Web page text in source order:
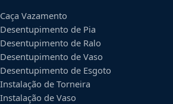
Caça Vazamento
Desentupimento de Pia
Desentupimento de Ralo
Desentupimento de Vaso
Desentupimento de Esgoto
Instalação de Torneira
Instalação de Vaso